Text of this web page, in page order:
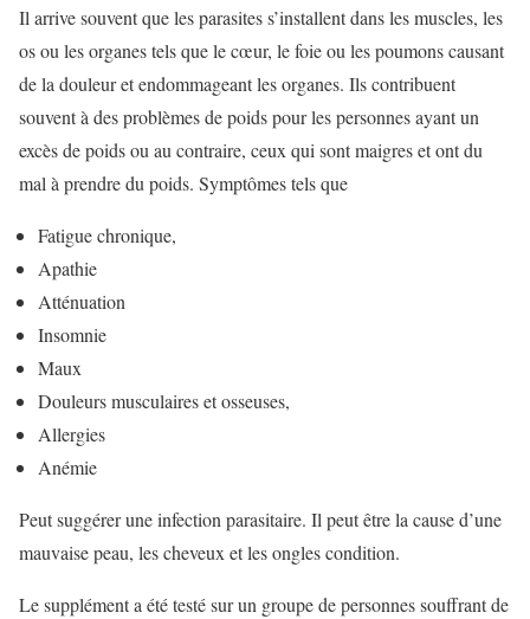
Il arrive souvent que les parasites s’installent dans les muscles, les
os ou les organes tels que le cœur, le foie ou les poumons causant
de la douleur et endommageant les organes. Ils contribuent
souvent à des problèmes de poids pour les personnes ayant un
excès de poids ou au contraire, ceux qui sont maigres et ont du
mal à prendre du poids. Symptômes tels que
Fatigue chronique,
Apathie
Atténuation
Insomnie
Maux
Douleurs musculaires et osseuses,
Allergies
Anémie
Peut suggérer une infection parasitaire. Il peut être la cause d’une
mauvaise peau, les cheveux et les ongles condition.
Le supplément a été testé sur un groupe de personnes souffrant de